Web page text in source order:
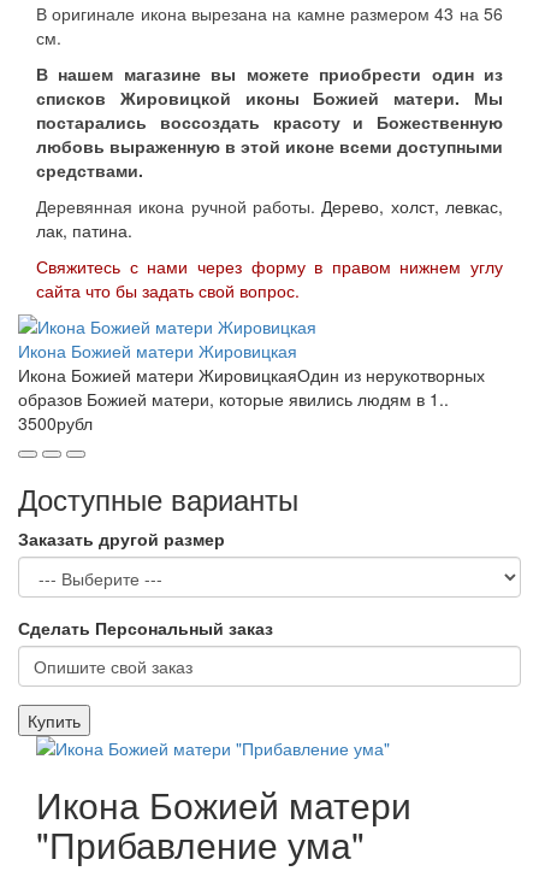
В оригинале икона вырезана на камне размером 43 на 56
см.
В нашем магазине вы можете приобрести один из
списков Жировицкой иконы Божией матери. Мы
постарались воссоздать красоту и Божественную
любовь выраженную в этой иконе всеми доступными
средствами.
Деревянная икона ручной работы. Дерево, холст, левкас,
лак, патина.
Свяжитесь с нами через форму в правом нижнем углу
сайта что бы задать свой вопрос.
Икона Божией матери Жировицкая
Икона Божией матери ЖировицкаяОдин из нерукотворных
образов Божией матери, которые явились людям в 1..
3500рубл
Доступные варианты
Заказать другой размер
Сделать Персональный заказ
Купить
Икона Божией матери
"Прибавление ума"